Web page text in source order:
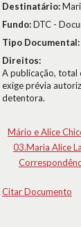
Destinatário:
Fundo:DTC -
Tipo Documental:
Direitos:
A publicação, total
exige prévia
detentora.
Mário e Alice
03.Maria Alice
Citar Documento